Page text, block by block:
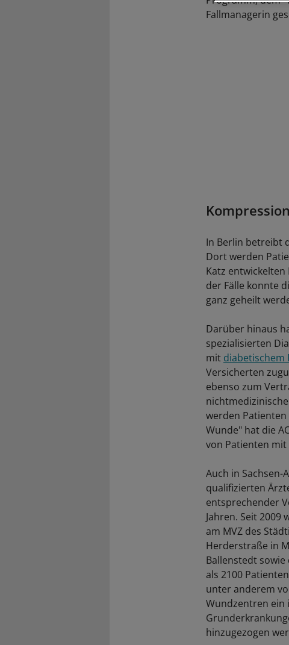
Fallmanagerin
In Berlin betreibt
Dort werden
Katz
der Fälle konnte
ganz geheilt
Darüber hinaus
spezialisierten
mit diabetischem
Versicherten
ebenso zum
werden
Wunde" hat die
von Patienten
Auch in
qualifizierten
entsprechender
Jahren. Seit
am MVZ des
Herderstraße in
Ballenstedt
als 2100
unter anderem
Wundzentren ein
hinzugezogen